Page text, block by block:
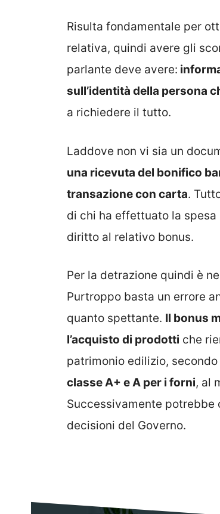
Risulta fondamentale per
relativa, quindi avere gli
parlante deve avere:
sull’identità della persona
a richiedere il tutto.
Laddove non vi sia un
una ricevuta del bonifico
transazione con carta.
di chi ha effettuato la
diritto al relativo bonus.
Per la detrazione quindi è
Purtroppo basta un errore
quanto spettante. Il bonus
l’acquisto di prodotti che
patrimonio edilizio,
classe A+ e A per i forni, al
Successivamente potrebbe
decisioni del Governo.